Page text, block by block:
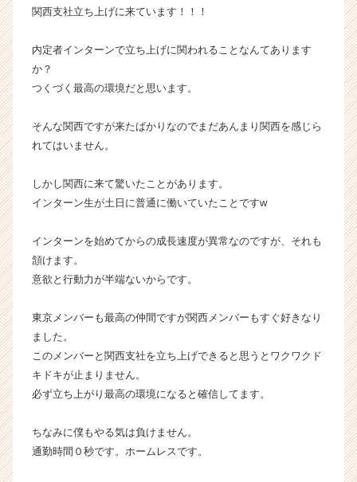
イ
チ
ャ
ア
e
e
a
e
r）
関西支社立ち上げに来ています！！！
内定者インターンで立ち上げに関われることなんてあります
か？
つくづく最高の環境だと思います。
そんな関西ですが来たばかりなのでまだあんまり関西を感じら
れてはいません。
しかし関西に来て驚いたことがあります。
インターン生が土日に普通に働いていたことですw
インターンを始めてからの成長速度が異常なのですが、それも
頷けます。
意欲と行動力が半端ないからです。
東京メンバーも最高の仲間ですが関西メンバーもすぐ好きなり
ました。
このメンバーと関西支社を立ち上げできると思うとワクワクド
キドキが止まりません。
必ず立ち上がり最高の環境になると確信してます。
ちなみに僕もやる気は負けません。
通勤時間０秒です。ホームレスです。